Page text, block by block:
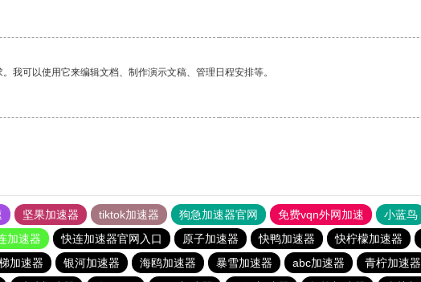
我可以使用它来编辑文档、制作演示文稿、管理日程安排等。
坚果加速器 tiktok加速器 狗急加速器官网 免费vqn外网加速 小蓝鸟
加速器 快连加速器官网入口 原子加速器 快鸭加速器 快柠檬加速器
加速器 银河加速器 海鸥加速器 暴雪加速器 abc加速器 青柠加速器